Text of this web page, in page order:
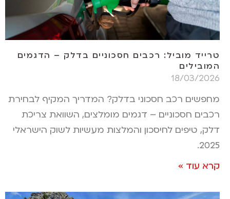
טרייד מוביל: רכבים חסכוניים בדלק – הדגמים
המובילים
18/03/2026
מחפשים רכב חסכוני בדלק? המדריך המקיף לבחירת
רכבים חסכוניים – דגמים מומלצים, השוואת צריכת
דלק, טיפים לחיסכון והמלצות מעשיות לשוק הישראלי
2025.
קרא עוד »